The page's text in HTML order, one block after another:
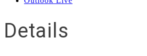
Details